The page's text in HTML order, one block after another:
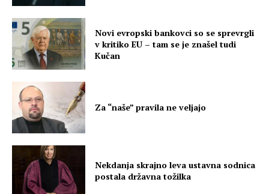
Novi evropski bankovci so se sprevrgli
v kritiko EU – tam se je znašel tudi
Kučan
Za “naše” pravila ne veljajo
Nekdanja skrajno leva ustavna sodnica
postala državna tožilka